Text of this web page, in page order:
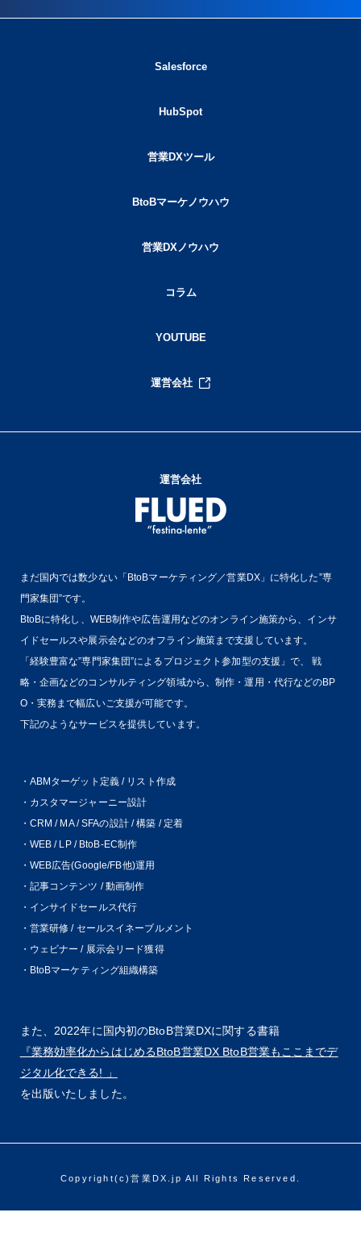
Salesforce
HubSpot
営業DXツール
BtoBマーケノウハウ
営業DXノウハウ
コラム
YOUTUBE
運営会社
運営会社
まだ国内では数少ない「BtoBマーケティング／営業DX」に特化した”専
門家集団”です。
BtoBに特化し、WEB制作や広告運用などのオンライン施策から、インサ
イドセールスや展示会などのオフライン施策まで支援しています。
「経験豊富な”専門家集団”によるプロジェクト参加型の支援」で、
戦
略・企画などのコンサルティング領域から、制作・運用・代行などのBP
O・実務まで幅広いご支援が可能です。
下記のようなサービスを提供しています。
・ABMターゲット定義 / リスト作成
・カスタマージャーニー設計
・CRM / MA / SFAの設計 / 構築 / 定着
・WEB / LP / BtoB-EC制作
・WEB広告(Google/FB他)運用
・記事コンテンツ / 動画制作
・インサイドセールス代行
・営業研修 / セールスイネーブルメント
・ウェビナー / 展示会リード獲得
・BtoBマーケティング組織構築
また、2022年に国内初のBtoB営業DXに関する書籍
『業務効率化からはじめるBtoB営業DX BtoB営業もここまでデ
ジタル化できる! 」
を出版いたしました。
Copyright(c)営業DX.jp All Rights Reserved.